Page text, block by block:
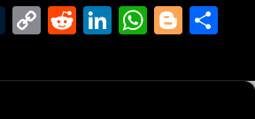
T
m
C
p
R
d
Li
k
W
at
Bl
g ar